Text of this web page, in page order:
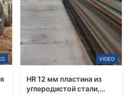
VIDEO
HR 12 мм пластина из
углеродистой стали,